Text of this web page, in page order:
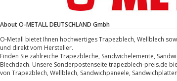
About O-METALL DEUTSCHLAND Gmbh
O-Metall bietet Ihnen hochwertiges Trapezblech, Wellblech
und direkt vom Hersteller.
Finden Sie zahlreiche Trapezbleche, Sandwichelemente,
Blechdach. Unsere Sonderpostenseite trapezblech-preis.de
von Trapezblech, Wellblech, Sandwichpaneele,